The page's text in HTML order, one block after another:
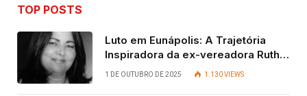
TOP POSTS
Luto em Eunápolis: A Trajetória
Inspiradora da ex-vereadora Ruth
Contadora
1 DE OUTUBRO DE 2025 1.130VIEWS